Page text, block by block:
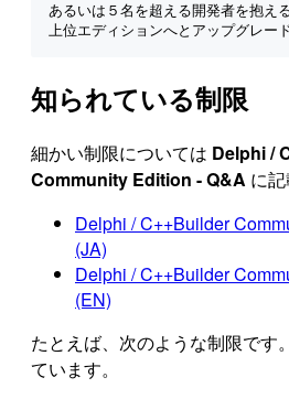
あるいは５名を超える開発者を抱え
上位エディションへとアップグレー
知られている制限
細かい制限については Delphi /
Community Edition - Q&A に記
Delphi / C++Builder
(JA)
Delphi / C++Builder
(EN)
たとえば、次のような制限です
ています。